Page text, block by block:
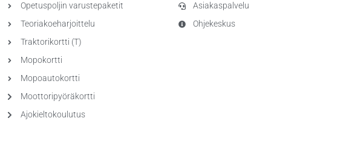
Opetuspoljin varustepaketit
Teoriakoeharjoittelu
Traktorikortti (T)
Mopokortti
Mopoautokortti
Moottoripyöräkortti
Ajokieltokoulutus
Asiakaspalvelu
Ohjekeskus